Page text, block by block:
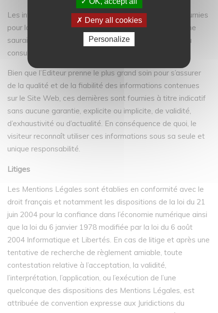
Les informations contenues dans le Site Web sont fournies
pour la seule information générale des visiteurs, elles ne
sauraient remplacer ou se substituer à des conseils ou
consultations de nature professionnelle.
Bien que l’Editeur prenne le plus grand soin pour s’assurer
de la qualité et de la fiabilité des informations contenues
sur le Site Web, ces dernières sont fournies à titre indicatif
sans aucune garantie, explicite ou implicite, de validité,
d’exhaustivité ou d’actualité. En conséquence de quoi, le
visiteur reconnaît utiliser ces informations sous sa seule et
unique responsabilité.
Litiges
Les Mentions Légales sont établies en conformité avec le
droit français et notamment les dispositions de la loi du 21
juin 2004 pour la confiance dans l’économie numérique ainsi
que la loi du 6 janvier 1978 modifiée par la loi du 6 août
2004 Informatique et Libertés. En cas de litige et après une
tentative de recherche de règlement amiable, toute
contestation relative à l’acceptation, la validité,
l’interprétation, l’application, ou l’exécution de l’une
quelconque des dispositions des Mentions Légales, est
attribuée de convention expresse aux Juridictions du
Deny all cookies
Personalize